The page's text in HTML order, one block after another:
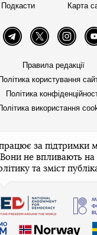
Подкасти
Карта
TelegramTwitter
Правила редакції
Політика користування
Політика
використання
за підтримки
не впливають на
та зміст